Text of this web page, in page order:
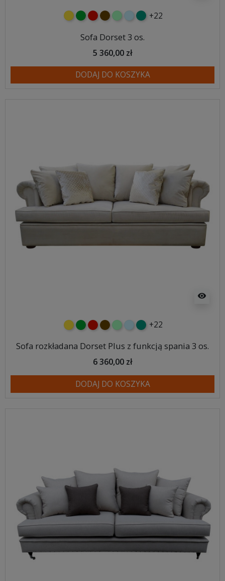
żółtyzielonyczerwony
czekoladowy
miętowybłękitny
turkusowy
+22
Sofa Dorset 3 os.
5 360,00 zł
DODAJ DO KOSZYKA
visibility
żółtyzielonyczerwony
czekoladowy
miętowybłękitny
turkusowy
+22
Sofa rozkładana Dorset Plus z funkcją spania 3 os.
6 360,00 zł
DODAJ DO KOSZYKA